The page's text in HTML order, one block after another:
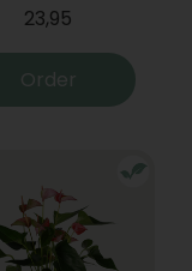
23,95
Order